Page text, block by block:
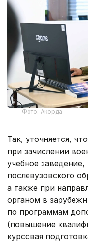
Фото: Акорда
Так, уточняется,
при зачислении
учебное
послевузовского
а также при
органом в
по программам
(повышение
курсовая